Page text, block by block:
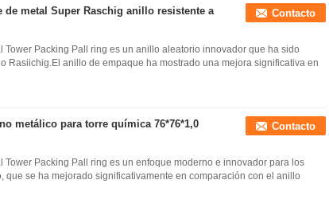
de metal Super Raschig anillo resistente a
Contacto
Tower Packing Pall ring es un anillo aleatorio innovador que ha sido
Rasiichig.El anillo de empaque ha mostrado una mejora significativa en
metálico para torre química 76*76*1,0
Contacto
Tower Packing Pall ring es un enfoque moderno e innovador para los
que se ha mejorado significativamente en comparación con el anillo